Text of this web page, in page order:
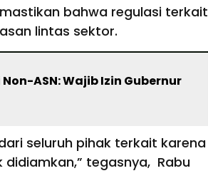
bahwa regulasi terkait
lintas sektor.
ASN: Wajib Izin Gubernur
seluruh pihak terkait karena
tegasnya, Rabu